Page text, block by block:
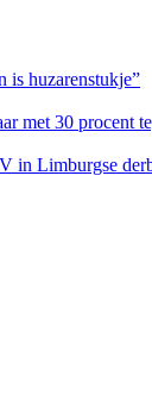
is huzarenstukje”
met 30 procent
in Limburgse